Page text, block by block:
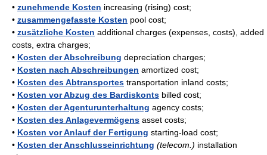
• zunehmende Kosten increasing (rising) cost;
• zusammengefasste Kosten pool cost;
• zusätzliche Kosten additional charges (expenses, costs), added
costs, extra charges;
• Kosten der Abschreibung depreciation charges;
• Kosten nach Abschreibungen amortized cost;
• Kosten des Abtransportes transportation inland costs;
• Kosten vor Abzug des Bardiskonts billed cost;
• Kosten der Agenturunterhaltung agency costs;
• Kosten des Anlagevermögens asset costs;
• Kosten vor Anlauf der Fertigung starting-load cost;
• Kosten der Anschlusseinrichtung (telecom.) installation